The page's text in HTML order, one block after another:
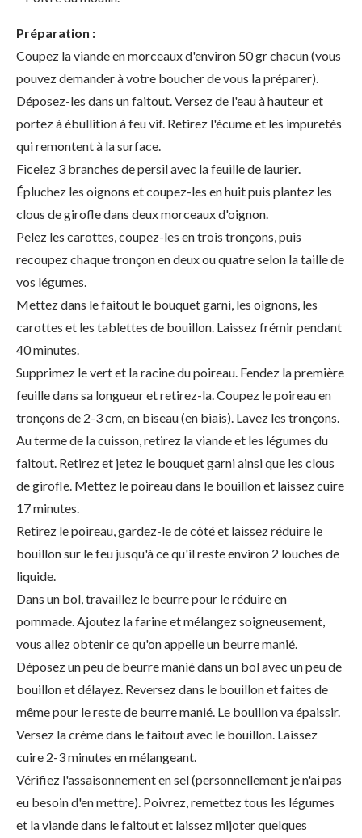
Préparation :
Coupez la viande en morceaux d'environ 50 gr chacun (vous
pouvez demander à votre boucher de vous la préparer).
Déposez-les dans un faitout. Versez de l'eau à hauteur et
portez à ébullition à feu vif. Retirez l'écume et les impuretés
qui remontent à la surface.
Ficelez 3 branches de persil avec la feuille de laurier.
Épluchez les oignons et coupez-les en huit puis plantez les
clous de girofle dans deux morceaux d'oignon.
Pelez les carottes, coupez-les en trois tronçons, puis
recoupez chaque tronçon en deux ou quatre selon la taille de
vos légumes.
Mettez dans le faitout le bouquet garni, les oignons, les
carottes et les tablettes de bouillon. Laissez frémir pendant
40 minutes.
Supprimez le vert et la racine du poireau. Fendez la première
feuille dans sa longueur et retirez-la. Coupez le poireau en
tronçons de 2-3 cm, en biseau (en biais). Lavez les tronçons.
Au terme de la cuisson, retirez la viande et les légumes du
faitout. Retirez et jetez le bouquet garni ainsi que les clous
de girofle. Mettez le poireau dans le bouillon et laissez cuire
17 minutes.
Retirez le poireau, gardez-le de côté et laissez réduire le
bouillon sur le feu jusqu'à ce qu'il reste environ 2 louches de
liquide.
Dans un bol, travaillez le beurre pour le réduire en
pommade. Ajoutez la farine et mélangez soigneusement,
vous allez obtenir ce qu'on appelle un beurre manié.
Déposez un peu de beurre manié dans un bol avec un peu de
bouillon et délayez. Reversez dans le bouillon et faites de
même pour le reste de beurre manié. Le bouillon va épaissir.
Versez la crème dans le faitout avec le bouillon. Laissez
cuire 2-3 minutes en mélangeant.
Vérifiez l'assaisonnement en sel (personnellement je n'ai pas
eu besoin d'en mettre). Poivrez, remettez tous les légumes
et la viande dans le faitout et laissez mijoter quelques